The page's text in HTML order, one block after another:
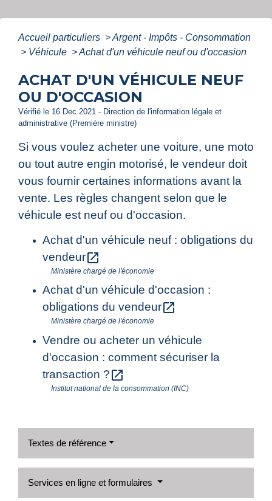
Accueil particuliers >Argent - Impôts - Consommation
> Véhicule >Achat d'un véhicule neuf ou d'occasion
ACHAT D'UN VÉHICULE NEUF
OU D'OCCASION
Vérifié le 16 Dec 2021 - Direction de l'information légale et
administrative (Première ministre)
Si vous voulez acheter une voiture, une moto
ou tout autre engin motorisé, le vendeur doit
vous fournir certaines informations avant la
vente. Les règles changent selon que le
véhicule est neuf ou d'occasion.
Achat d'un véhicule neuf : obligations du
vendeuropen_in_new
Ministère chargé de l'économie
Achat d'un véhicule d'occasion :
obligations du vendeuropen_in_new
Ministère chargé de l'économie
Vendre ou acheter un véhicule
d'occasion : comment sécuriser la
transaction ?open_in_new
Institut national de la consommation (INC)
Textes de référence
Services en ligne et formulaires